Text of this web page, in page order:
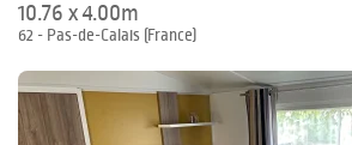
10.76 x 4.00m
62 - Pas-de-Calais (France)